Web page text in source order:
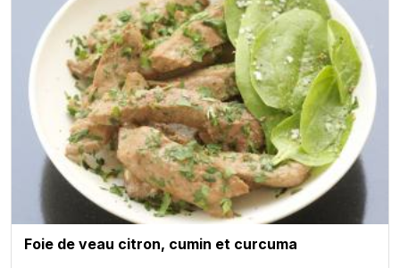
Foie de veau citron, cumin et curcuma